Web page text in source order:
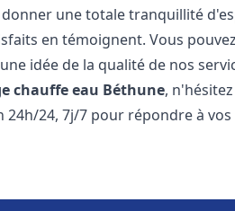
une totale tranquillité
en témoignent. Vous
idée de la qualité de nos
chauffe eau Béthune,
24h/24, 7j/7 pour répondre à vos